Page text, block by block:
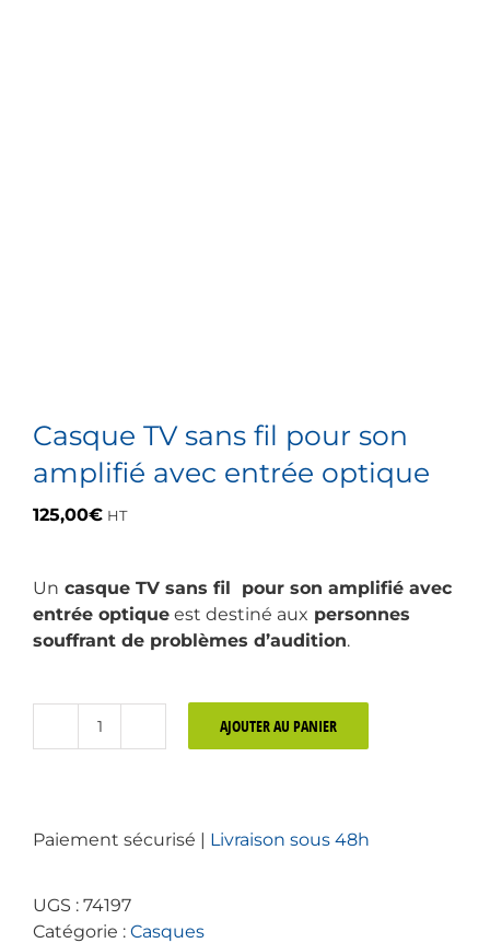
Casque TV sans fil pour son
amplifié avec entrée optique
125,00€ HT
Un casque TV sans fil pour son amplifié avec
entrée optique est destiné aux personnes
souffrant de problèmes d’audition.
quantité
sans
pour
son
AJOUTER AU PANIER
Paiement sécurisé | Livraison sous 48h
UGS : 74197
Catégorie : Casques